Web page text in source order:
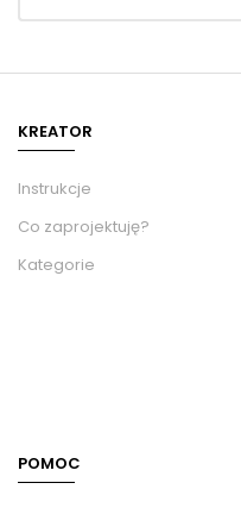
KREATOR
Instrukcje
Co zaprojektuję?
Kategorie
POMOC